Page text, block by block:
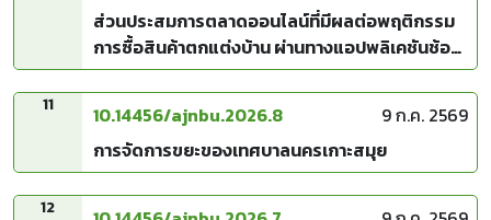
ส่วนประสมการตลาดออนไลน์ที่มีผลต่อพฤติกรรม
การซื้อสินค้าตกแต่งบ้าน ผ่านทางแอปพลิเคชันช้อป
ปี้
11 10.14456/ajnbu.2026.8
9 ก.ค. 2569
การจัดการขยะของเทศบาลนครเกาะสมุย
12